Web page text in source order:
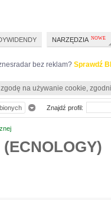
bez reklam? Sprawdź
na używanie cookie,
Znajdź profil:
NARZĘDZIA